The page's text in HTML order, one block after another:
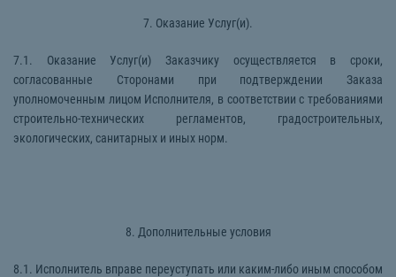
7. Оказание Услуг(и).
7.1. Оказание Услуг(и) Заказчику осуществляется в сроки,
согласованные Сторонами при подтверждении Заказа
уполномоченным лицом Исполнителя, в соответствии с требованиями
строительно-технических регламентов, градостроительных,
экологических, санитарных и иных норм.
8. Дополнительные условия
8.1. Исполнитель вправе переуступать или каким-либо иным способом